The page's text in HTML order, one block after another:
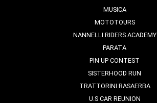
MUSICA
MOTOTOURS
NANNELLI RIDERS ACADEMY
PARATA
PIN UP CONTEST
SISTERHOOD RUN
TRATTORINI RASAERBA
U.S CAR REUNION